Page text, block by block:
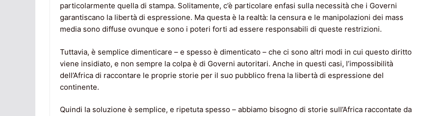
particolarmente quella di stampa. Solitamente, c’è particolare enfasi sulla necessità che i Governi
garantiscano la libertà di espressione. Ma questa è la realtà: la censura e le manipolazioni dei mass
media sono diffuse ovunque e sono i poteri forti ad essere responsabili di queste restrizioni.
Tuttavia, è semplice dimenticare – e spesso è dimenticato – che ci sono altri modi in cui questo diritto
viene insidiato, e non sempre la colpa è di Governi autoritari. Anche in questi casi, l’impossibilità
dell’Africa di raccontare le proprie storie per il suo pubblico frena la libertà di espressione del
continente.
Quindi la soluzione è semplice, e ripetuta spesso – abbiamo bisogno di storie sull’Africa raccontate da